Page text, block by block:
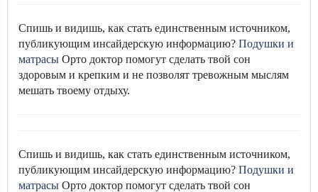
Спишь и видишь, как стать единственным источником,
публикующим инсайдерскую информацию? Подушки и
матрасы Орто доктор помогут сделать твой сон
здоровым и крепким и не позволят тревожным мыслям
мешать твоему отдыху.
Спишь и видишь, как стать единственным источником,
публикующим инсайдерскую информацию? Подушки и
матрасы Орто доктор помогут сделать твой сон